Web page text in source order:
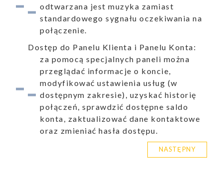
odtwarzana jest muzyka zamiast
standardowego sygnału oczekiwania na
połączenie.
Dostęp do Panelu Klienta i Panelu Konta:
za pomocą specjalnych paneli można
przeglądać informacje o koncie,
modyfikować ustawienia usług (w
dostępnym zakresie), uzyskać historię
połączeń, sprawdzić dostępne saldo
konta, zaktualizować dane kontaktowe
oraz zmieniać hasła dostępu.
NASTĘPNY